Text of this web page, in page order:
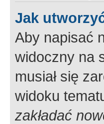
Jak
Aby napisać
widoczny na
musiał się
widoku
zakładać